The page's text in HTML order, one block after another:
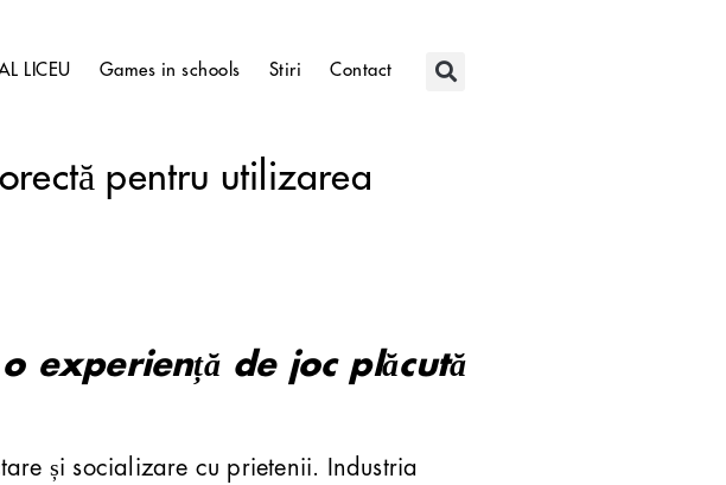
LICEU Games in schools Stiri Contact
pentru utilizarea
experiență de joc plăcută
și socializare cu prietenii. Industria